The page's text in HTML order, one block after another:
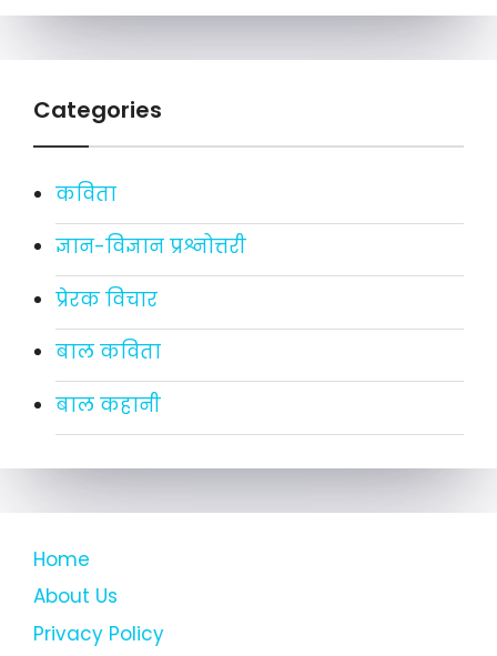
Categories
कविता
ज्ञान-विज्ञान प्रश्नोत्तरी
प्रेरक विचार
बाल कविता
बाल कहानी
Home
About Us
Privacy Policy